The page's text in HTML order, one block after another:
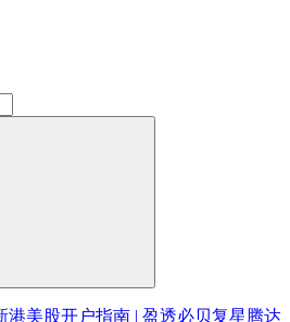
港美股开户指南 | 盈透必贝复星腾达